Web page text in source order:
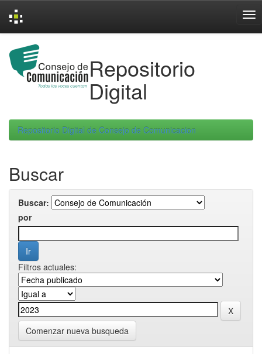
navigation
Repositorio
Digital
Repositorio Digital de Consejo de Comunicacion
Buscar
Buscar:
por
Filtros actuales:
Comenzar nueva busqueda